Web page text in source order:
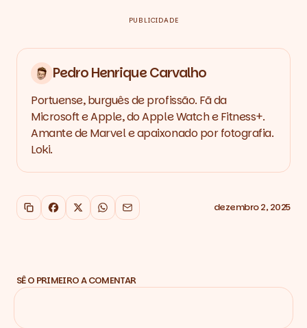
PUBLICIDADE
Pedro Henrique Carvalho
Portuense, burguês de profissão. Fã da
Microsoft e Apple, do Apple Watch e Fitness+.
Amante de Marvel e apaixonado por fotografia.
Loki.
Copiar link
Facebook
X WhatsApp
Email dezembro 2, 2025
SÊ O PRIMEIRO A COMENTAR